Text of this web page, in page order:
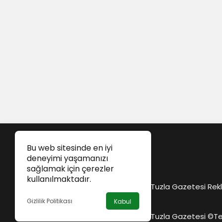
Bu web sitesinde en iyi
deneyimi yaşamanızı
sağlamak için çerezler
kullanılmaktadır.
Gizlilik Politikası Kabul
Tuzla Gazetesi
Tuzla Gazetesi ©